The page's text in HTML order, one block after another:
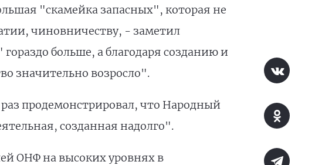
"скамейка запасных", которая не
чиновничеству, - заметил
больше, а благодаря созданию и
значительно возросло".
раз продемонстрировал, что Народный
созданная надолго".
ОНФ на высоких уровнях в